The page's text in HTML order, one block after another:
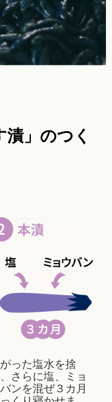
漬」のつく
がった塩水を捨
さらに塩、ミョ
ンを混ぜ３カ月